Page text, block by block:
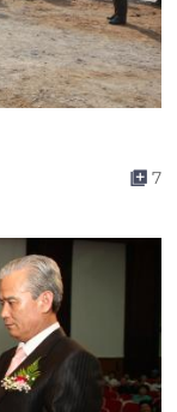
7